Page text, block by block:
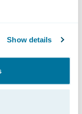
Show details
じめ、保険業
ンドを取り上
導入事例や知
くはイベント